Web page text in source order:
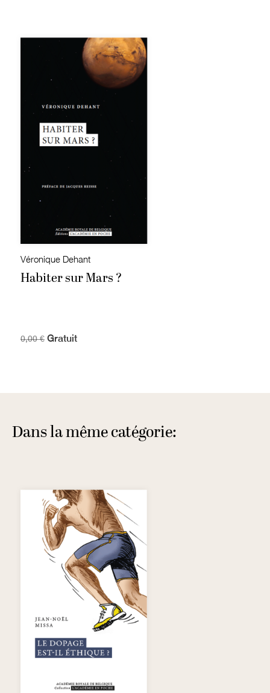
Véronique Dehant
Habiter sur Mars ?
0,00 € Gratuit
Dans la même catégorie: